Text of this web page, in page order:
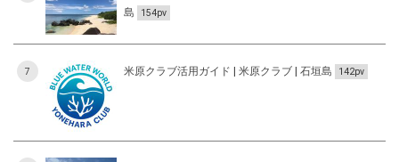
島
154pv
7 米原クラブ活用ガイド | 米原クラブ | 石垣島 142pv